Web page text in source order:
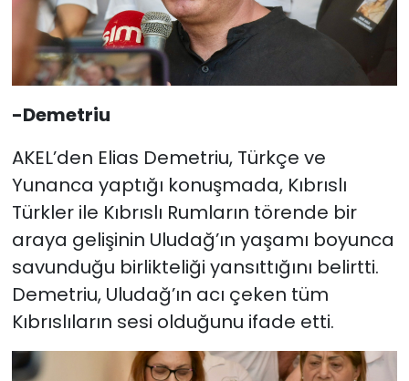
-Demetriu
AKEL’den Elias Demetriu, Türkçe ve
Yunanca yaptığı konuşmada, Kıbrıslı
Türkler ile Kıbrıslı Rumların törende bir
araya gelişinin Uludağ’ın yaşamı boyunca
savunduğu birlikteliği yansıttığını belirtti.
Demetriu, Uludağ’ın acı çeken tüm
Kıbrıslıların sesi olduğunu ifade etti.